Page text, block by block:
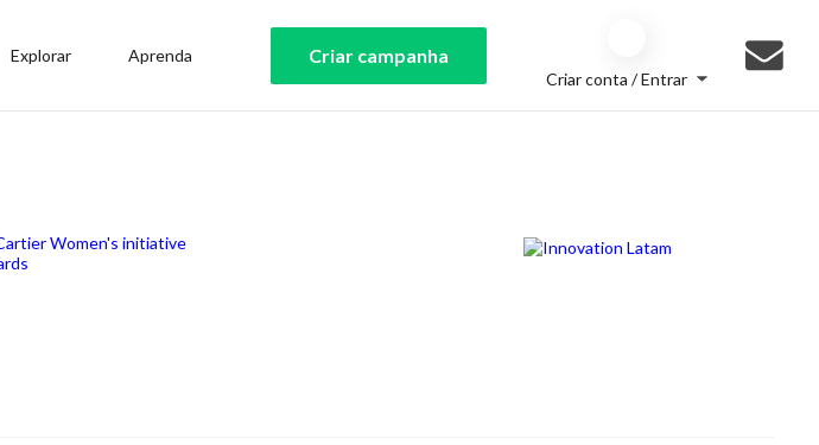
Explorar Aprenda Criar campanha
Criar conta / Entrar